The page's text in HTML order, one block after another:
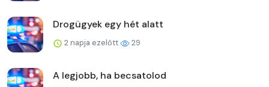
Drogügyek egy hét alatt
2 napja ezelőtt 29
A legjobb, ha becsatolod